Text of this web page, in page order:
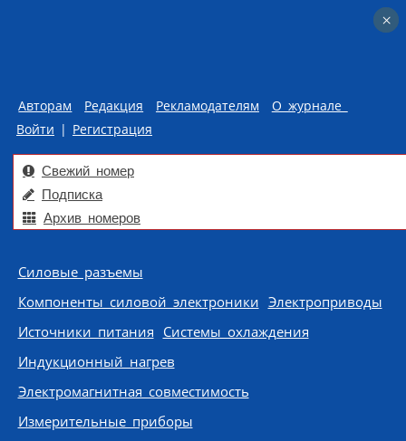
Авторам Редакция Рекламодателям
О журнале
Войти | Регистрация
Свежий номер
Подписка
Архив номеров
Skip to content
Силовые разъемы
Компоненты силовой электроники Электроприводы
Источники питания Системы охлаждения
Индукционный нагрев
Электромагнитная совместимость
Измерительные приборы
×
×